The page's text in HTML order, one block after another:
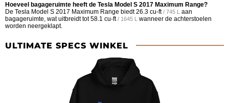
Hoeveel bagageruimte heeft de Tesla Model S 2017 Maximum Range?
De Tesla Model S 2017 Maximum Range biedt26.3 cu-ft / 745 L aan
bagageruimte, wat uitbreidt tot58.1 cu-ft / 1645 L wanneer de achterstoelen
worden neergeklapt.
ULTIMATE SPECS WINKEL